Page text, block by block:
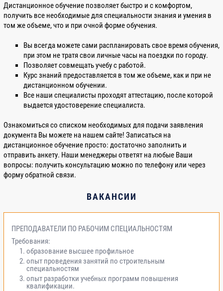
Дистанционное обучение позволяет быстро и с комфортом,
получить все необходимые для специальности знания и умения в
том же объеме, что и при очной форме обучения.
Вы всегда можете сами распланировать свое время обучения,
при этом не тратя свои личные часы на поездки по городу.
Позволяет совмещать учебу с работой.
Курс знаний предоставляется в том же объеме, как и при не
дистанционном обучении.
Все наши специалисты проходят аттестацию, после которой
выдается удостоверение специалиста.
Ознакомиться со списком необходимых для подачи заявления
документа Вы можете на нашем сайте! Записаться на
дистанционное обучение просто: достаточно заполнить и
отправить анкету. Наши менеджеры ответят на любые Ваши
вопросы: получить консультацию можно по телефону или через
форму обратной связи.
ВАКАНСИИ
ПРЕПОДАВАТЕЛИ ПО РАБОЧИМ СПЕЦИАЛЬНОСТЯМ
Требования:
образование высшее профильное
опыт проведения занятий по строительным
специальностям
опыт разработки учебных программ повышения
квалификации.